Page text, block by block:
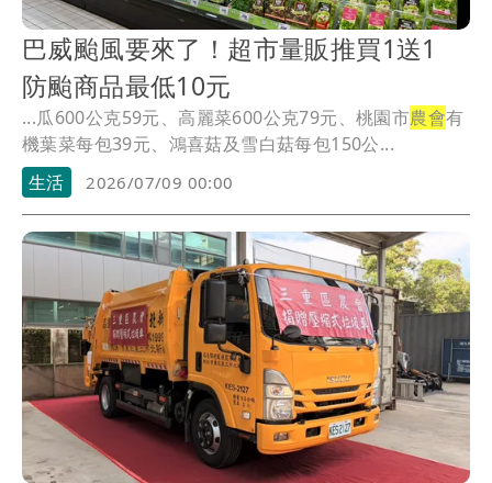
巴威颱風要來了！超市量販推買1送1
防颱商品最低10元
...瓜600公克59元、高麗菜600公克79元、桃園市農會有
機葉菜每包39元、鴻喜菇及雪白菇每包150公...
生活
2026/07/09 00:00